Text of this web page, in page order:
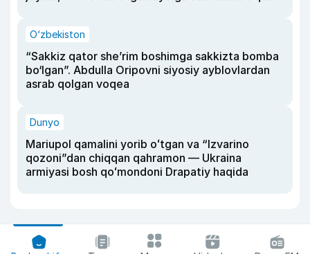
O‘zbekiston
“Sakkiz qator she’rim boshimga sakkizta bomba
bo‘lgan”. Abdulla Oripovni siyosiy ayblovlardan
asrab qolgan voqea
Dunyo
Mariupol qamalini yorib oʻtgan va “Izvarino
qozoni”dan chiqqan qahramon — Ukraina
armiyasi bosh qoʻmondoni Drapatiy haqida